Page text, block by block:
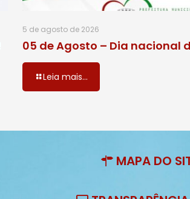
5 de agosto de 2026
05 de Agosto – Dia nacional
Leia mais...
MAPA DO